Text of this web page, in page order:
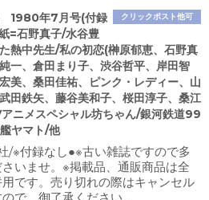
クリックポスト他可
1980年7月号(付録
=石野真子/水谷豊
熱中先生/私の初恋(榊原郁恵、石野真
一、倉田まり子、渋谷哲平、岸田智
美、桑田佳祐、ピンク・レディー、山
田鉄矢、藤谷美和子、桜田淳子、桑江
ニメスペシャル坊ちゃん/銀河鉄道99
ヤマト/他
/※付録なし●※古い雑誌ですので多
いませ。※掲載品、通販商品は全
です。売り切れの際はキャンセル